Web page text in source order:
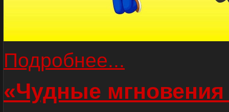
Подробнее...
«Чудные мгновения